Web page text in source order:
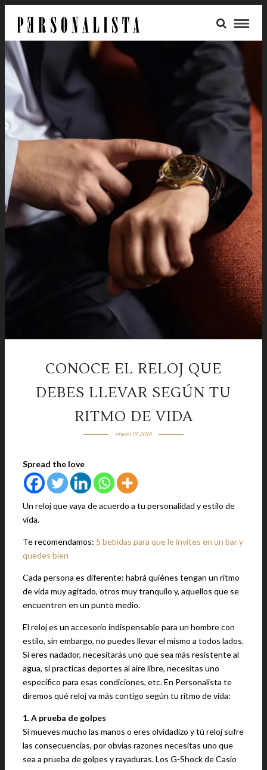
CONOCE EL RELOJ QUE
DEBES LLEVAR SEGÚN TU
RITMO DE VIDA
enero 19, 2018
Spread the love
Un reloj que vaya de acuerdo a tu personalidad y estilo de
vida.
Te recomendamos: 5 bebidas para que le invites en un bar y
quedes bien
Cada persona es diferente: habrá quiénes tengan un ritmo
de vida muy agitado, otros muy tranquilo y, aquellos que se
encuentren en un punto medio.
El reloj es un accesorio indispensable para un hombre con
estilo, sin embargo, no puedes llevar el mismo a todos lados.
Si eres nadador, necesitarás uno que sea más resistente al
agua, si practicas deportes al aire libre, necesitas uno
específico para esas condiciones, etc. En Personalista te
diremos qué reloj va más contigo según tu ritmo de vida:
1. A prueba de golpes
Si mueves mucho las manos o eres olvidadizo y tú reloj sufre
las consecuencias, por obvias razones necesitas uno que
sea a prueba de golpes y rayaduras. Los G-Shock de Casio